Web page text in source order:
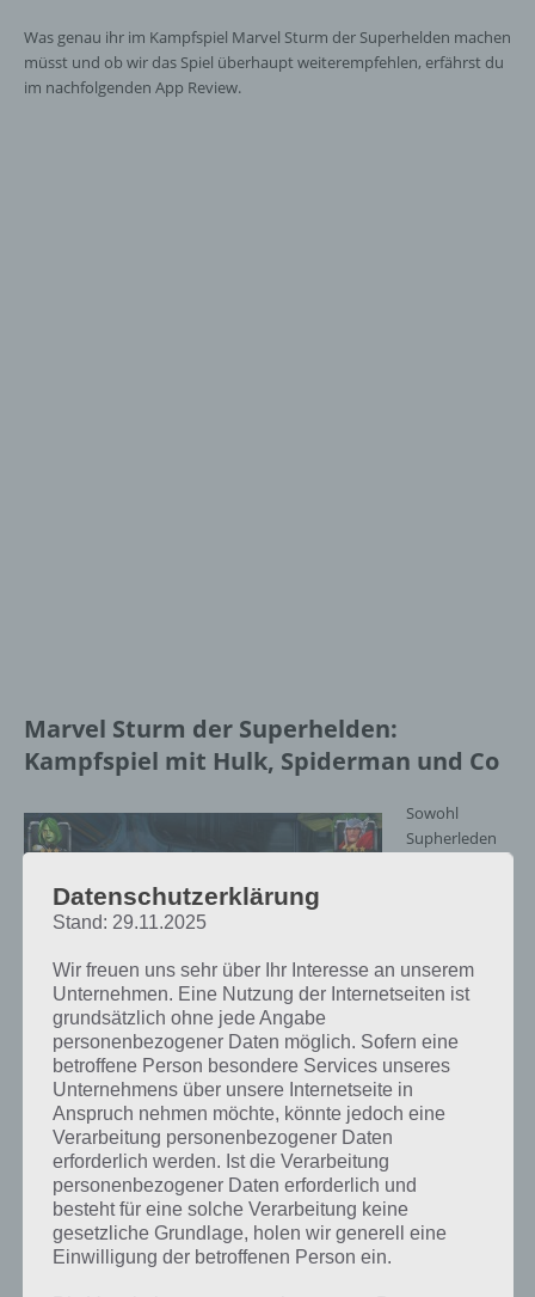
Was genau ihr im Kampfspiel Marvel Sturm der Superhelden machen
müsst und ob wir das Spiel überhaupt weiterempfehlen, erfährst du
im nachfolgenden App Review.
Marvel Sturm der Superhelden:
Kampfspiel mit Hulk, Spiderman und Co
Marvel Sturm der Superhelden
Screenshot – (c) Kabam
Sowohl
Supherleden
Marvel Sturm
der
mit. Mit einer
atemberaubenden Grafik wurden die Charaktere umgesetzt und
jeder erhielt seine eigenen Spezialfertigkeiten, mit denen er in den
Kampf zieht.
Die Steuerung wurde dabei für Smartphones und Tablets angepasst,
sodass zahlreiche Kampfelemente übernommen werden konnten,
die man von solchen Spielen erwartet.
Datenschutzerklärung
Stand: 29.11.2025
Wir freuen uns sehr über Ihr Interesse an unserem
Unternehmen. Eine Nutzung der Internetseiten ist
grundsätzlich ohne jede Angabe
personenbezogener Daten möglich. Sofern eine
betroffene Person besondere Services unseres
Unternehmens über unsere Internetseite in
Anspruch nehmen möchte, könnte jedoch eine
Verarbeitung personenbezogener Daten
erforderlich werden. Ist die Verarbeitung
personenbezogener Daten erforderlich und
besteht für eine solche Verarbeitung keine
gesetzliche Grundlage, holen wir generell eine
Einwilligung der betroffenen Person ein.